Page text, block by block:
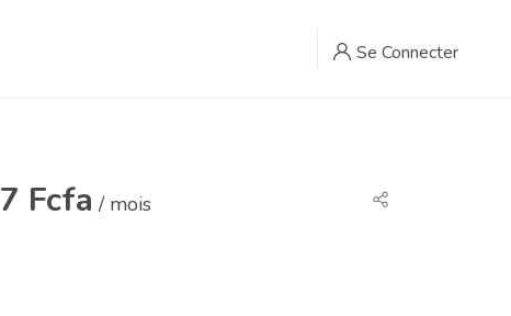
Se Connecter
7 Fcfa / mois